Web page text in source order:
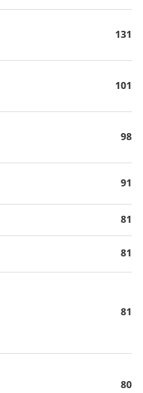
131
101
98
91
81
81
81
80